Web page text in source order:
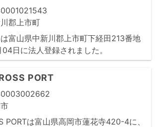
郡上市町
富山県中新川郡上市町下経田213番地
日に法人登録されました。
PORT
PORTは富山県高岡市蓮花寺420-4に、